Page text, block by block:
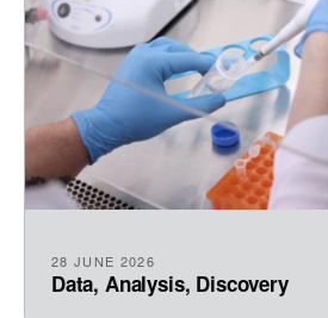
28 JUNE 2026
Data, Analysis, Discovery